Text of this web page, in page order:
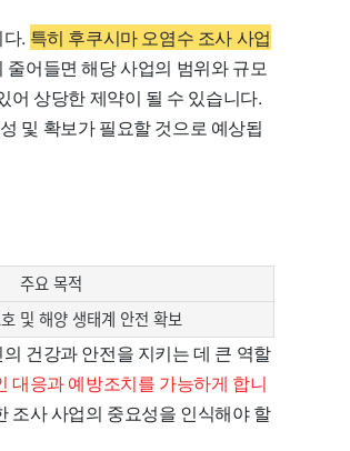
. 특히 후쿠시마 오염수 조사 사업
줄어들면 해당 사업의 범위와 규모
어 상당한 제약이 될 수 있습니다.
및 확보가 필요할 것으로 예상됩
주요 목적
및 해양 생태계 안전 확보
건강과 안전을 지키는 데 큰 역할
대응과 예방조치를 가능하게 합니
조사 사업의 중요성을 인식해야 할